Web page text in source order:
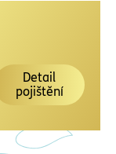
Detail
pojištění